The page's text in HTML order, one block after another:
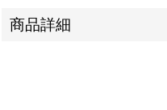
商品詳細